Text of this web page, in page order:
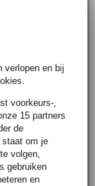
verlopen en bij
voorkeurs-,
15 partners
de
staat om je
volgen,
gebruiken
en